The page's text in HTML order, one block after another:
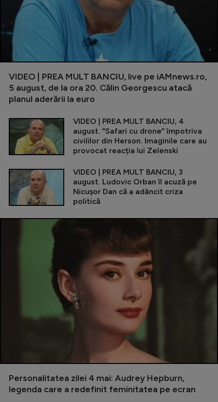
VIDEO | PREA MULT BANCIU, live pe iAMnews.ro,
5 august, de la ora 20. Călin Georgescu atacă
planul aderării la euro
VIDEO | PREA MULT BANCIU, 4
august. ”Safari cu drone” împotriva
civililor din Herson. Imaginile care au
provocat reacția lui Zelenski
VIDEO | PREA MULT BANCIU, 3
august. Ludovic Orban îl acuză pe
Nicușor Dan că a adâncit criza
politică
Personalitatea zilei 4 mai: Audrey Hepburn,
legenda care a redefinit feminitatea pe ecran